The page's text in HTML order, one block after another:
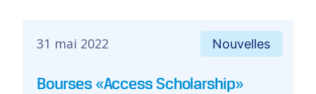
Nouvelles
31 mai 2022
Bourses «Access Scholarship»